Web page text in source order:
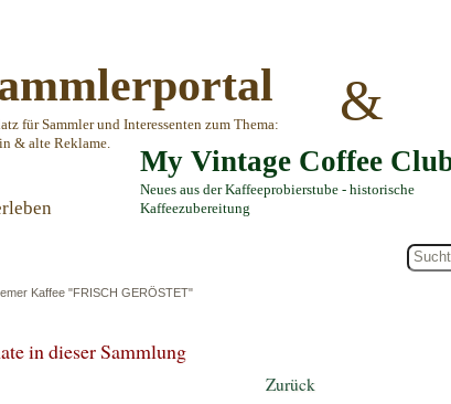
für Sammler und Interessenten zum Thema:
& alte Reklame.
&
My Vintage Coffee
Neues aus der Kaffeeprobierstube - historische
Kaffeezubereitung
Kaffee "FRISCH GERÖSTET"
in dieser Sammlung
Zurück